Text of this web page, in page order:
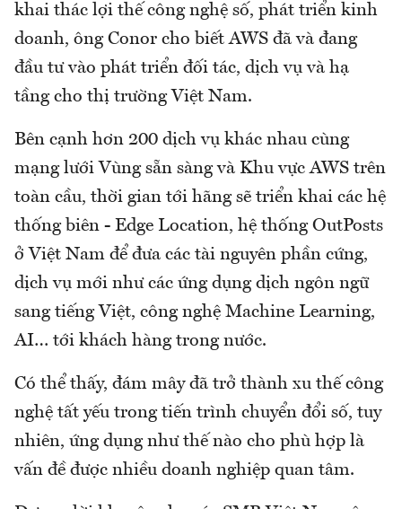
khai thác lợi thế công nghệ số, phát triển kinh
doanh, ông Conor cho biết AWS đã và đang
đầu tư vào phát triển đối tác, dịch vụ và hạ
tầng cho thị trường Việt Nam.
Bên cạnh hơn 200 dịch vụ khác nhau cùng
mạng lưới Vùng sẵn sàng và Khu vực AWS trên
toàn cầu, thời gian tới hãng sẽ triển khai các hệ
thống biên - Edge Location, hệ thống OutPosts
ở Việt Nam để đưa các tài nguyên phần cứng,
dịch vụ mới như các ứng dụng dịch ngôn ngữ
sang tiếng Việt, công nghệ Machine Learning,
AI… tới khách hàng trong nước.
Có thể thấy, đám mây đã trở thành xu thế công
nghệ tất yếu trong tiến trình chuyển đổi số, tuy
nhiên, ứng dụng như thế nào cho phù hợp là
vấn đề được nhiều doanh nghiệp quan tâm.